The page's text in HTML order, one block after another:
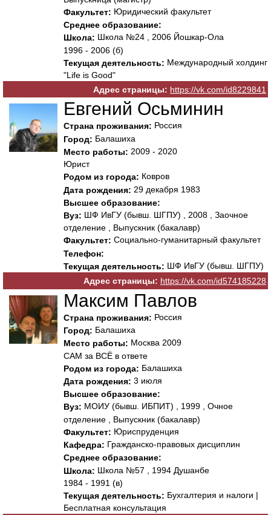
Факультет: Юридический факультет
Среднее образование:
Школа: Школа №24 , 2006 Йошкар-Ола
1996 - 2006 (б)
Текущая деятельность: Международный холдинг
"Life is Good"
Адрес страницы: https://vk.com/id8229841
Евгений Осьминин
Страна проживания: Россия
Город: Балашиха
Место работы: 2009 - 2020
Юрист
Родом из города: Ковров
Дата рождения: 29 декабря 1983
Высшее образование:
Вуз: ШФ ИвГУ (бывш. ШГПУ) , 2008 , Заочное
отделение , Выпускник (бакалавр)
Факультет: Социально-гуманитарный факультет
Телефон:
Текущая деятельность: ШФ ИвГУ (бывш. ШГПУ)
Адрес страницы: https://vk.com/id574185228
Максим Павлов
Страна проживания: Россия
Город: Балашиха
Место работы: Москва 2009
САМ за ВСЁ в ответе
Родом из города: Балашиха
Дата рождения: 3 июля
Высшее образование:
Вуз: МОИУ (бывш. ИБПИТ) , 1999 , Очное
отделение , Выпускник (бакалавр)
Факультет: Юриспруденция
Кафедра: Гражданско-правовых дисциплин
Среднее образование:
Школа: Школа №57 , 1994 Душанбе
1984 - 1991 (в)
Текущая деятельность: Бухгалтерия и налоги |
Бесплатная консультация